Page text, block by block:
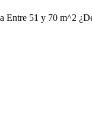
51 y 70 m^2